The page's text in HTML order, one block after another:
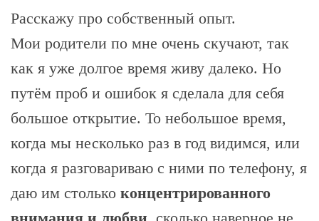
Расскажу про собственный опыт.
Мои родители по мне очень скучают, так
как я уже долгое время живу далеко. Но
путём проб и ошибок я сделала для себя
большое открытие. То небольшое время,
когда мы несколько раз в год видимся, или
когда я разговариваю с ними по телефону, я
даю им столько концентрированного